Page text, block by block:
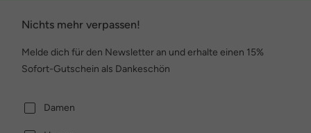
Nichts mehr verpassen!
Melde dich für den Newsletter an und erhalte einen 15%
Sofort-Gutschein als Dankeschön
Damen